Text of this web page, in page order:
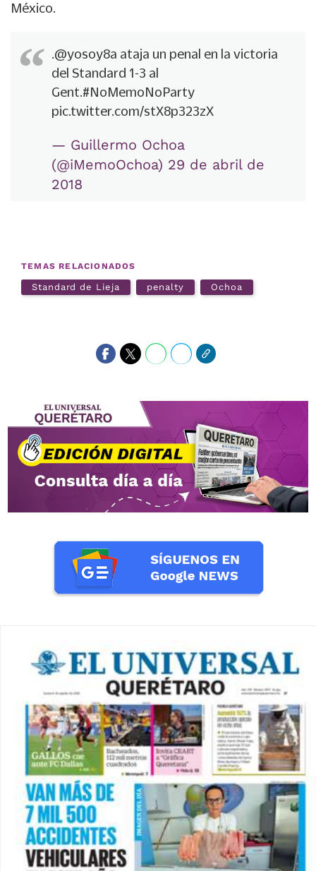
México.
.@yosoy8a ataja un penal en la victoria
del Standard 1-3 al
Gent.#NoMemoNoParty
pic.twitter.com/stX8p323zX
— Guillermo Ochoa
(@iMemoOchoa) 29 de abril de
2018
TEMAS RELACIONADOS
Standard de Lieja penalty Ochoa